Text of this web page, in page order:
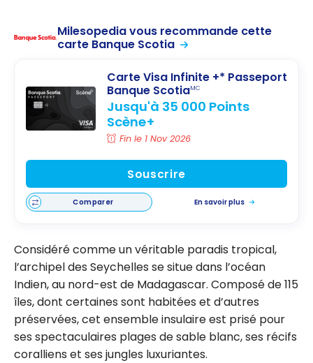
Milesopedia vous recommande cette
carte Banque Scotia
Carte Visa Infinite +* Passeport
Banque ScotiaMC
Jusqu'à 35 000 Points
Scène+
Fin le 1 Nov 2026
Souscrire
Comparer En savoir plus
Considéré comme un véritable paradis tropical,
l’archipel des Seychelles se situe dans l’océan
Indien, au nord-est de Madagascar. Composé de 115
îles, dont certaines sont habitées et d’autres
préservées, cet ensemble insulaire est prisé pour
ses spectaculaires plages de sable blanc, ses récifs
coralliens et ses jungles luxuriantes.